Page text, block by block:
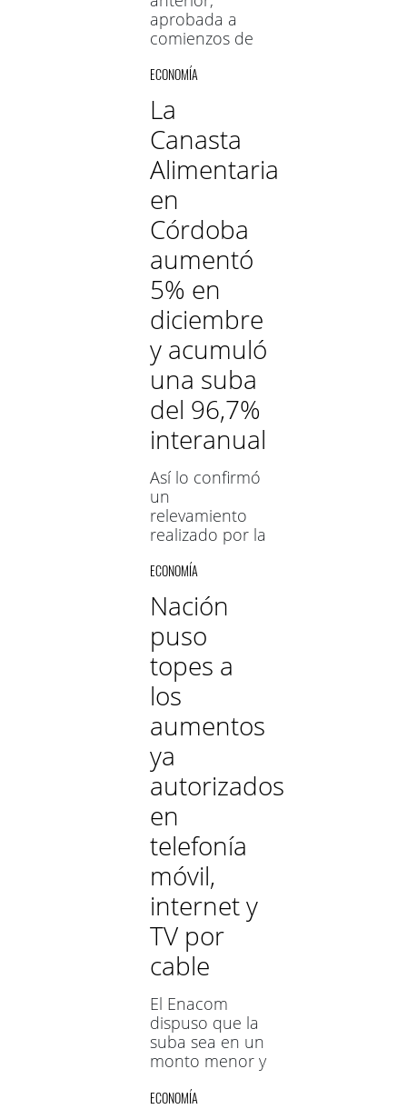
aprobada a
comienzos de
había sido del
resolución
tiene fecha del
pasado 28 de
diciembre pero
fue dada a
conocer este
martes
ECONOMÍA
La
Canasta
Alimentaria
en
Córdoba
aumentó
5% en
diciembre
y acumuló
una suba
del 96,7%
interanual
Así lo confirmó
un
relevamiento
realizado por la
Pueblo de
Córdoba.
Además, una
familia necesitó
en ese mes
$137.567,40
para quedar
por encima de
la línea de la
ECONOMÍA
Nación
puso
topes a
los
aumentos
ya
autorizados
en
telefonía
móvil,
internet y
TV por
cable
El Enacom
dispuso que la
suba sea en un
monto menor y
cuatro
ECONOMÍA